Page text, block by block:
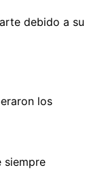
debido a su
los
siempre